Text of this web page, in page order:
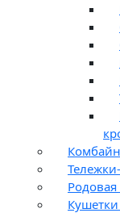
Родовая
Кушетки